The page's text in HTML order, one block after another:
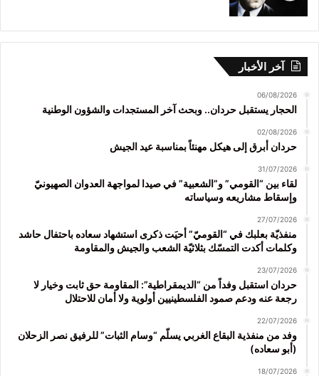
آخر الأخبار
06/08/2026
الحجار يستقبل حردان.. وبحث آخر المستجدات والشؤون الوطنية
02/08/2026
حردان أبرق إلى هيكل مهنئاً بمناسبة عيد الجيش
31/07/2026
لقاء بين “القومي” و”الشعبية” في صيدا لمواجهة العدوان الصهيونيّ
وإسقاط مشاريعه وسياساته
27/07/2026
منفذيّة بعلبك في “القوميّ” أحيَت ذكرى استشهاد سعاده باحتفال حاشد
وكلمات أكدت التمسّك بثلاثيّة الشعب والجيش والمقاومة
23/07/2026
حردان استقبل وفداً من “الديمقراطية”: المقاومة حق ثابت وخيار لا
رجعة عنه ودعم صمود الفلسطينيين أولوية ولا أمان للاحتلال
22/07/2026
وفد من منفذية البقاع الغربي يسلّم “وسام الثبات” للرفيق نصر الزحلان
(أبو سعاده)
18/07/2026